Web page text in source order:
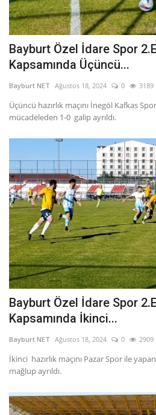
Bayburt Özel İdare Spor
Kapsamında Üçüncü...
Bayburt NET Ağustos 18, 2024 0 3189
Üçüncü hazırlık maçını İnegöl Kafkas
mücadeleden 1-0 galip ayrıldı.
Bayburt Özel İdare Spor
Kapsamında İkinci...
Bayburt NET Ağustos 18, 2024 0 2909
İkinci hazırlık maçını Pazar Spor ile
mağlup ayrıldı.